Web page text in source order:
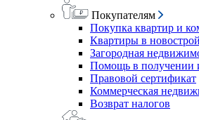
Покупателям
Покупка квартир и
Квартиры в
Загородная
Помощь в получении
Правовой сертификат
Коммерческая
Возврат налогов